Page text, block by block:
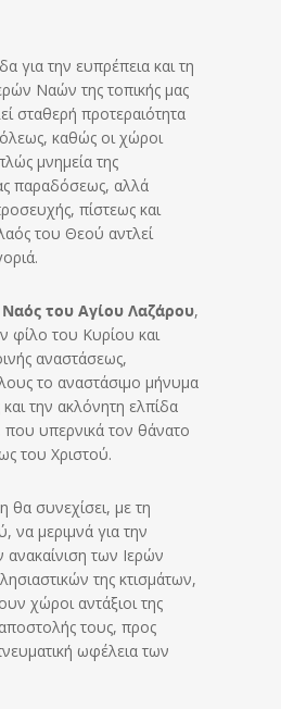
για την ευπρέπεια και τη
Ναών της τοπικής μας
σταθερή προτεραιότητα
καθώς οι χώροι
μνημεία της
παραδόσεως, αλλά
πίστεως και
του Θεού αντλεί
Ναός του Αγίου Λαζάρου,
φίλο του Κυρίου και
αναστάσεως,
το αναστάσιμο μήνυμα
και την ακλόνητη ελπίδα
που υπερνικά τον θάνατο
του Χριστού.
θα συνεχίσει, με τη
να μεριμνά για την
ανακαίνιση των Ιερών
της κτισμάτων,
χώροι αντάξιοι της
αποστολής τους, προς
ωφέλεια των